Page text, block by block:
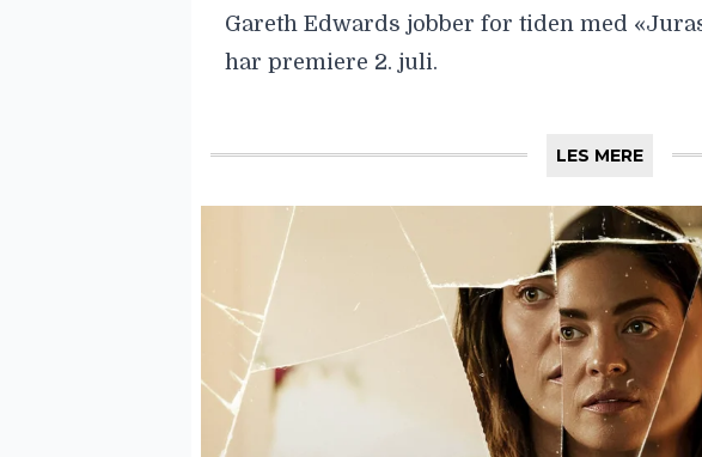
Gareth Edwards jobber for tiden med
har premiere 2. juli.
LES MERE